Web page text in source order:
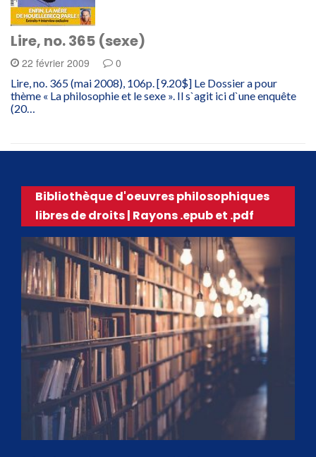
Lire, no. 365 (sexe)
22 février 2009 0
Lire, no. 365 (mai 2008), 106p. [9.20$] Le Dossier a pour
thème « La philosophie et le sexe ». Il s`agit ici d`une enquête
(20…
Bibliothèque d'oeuvres philosophiques
libres de droits | Rayons .epub et .pdf